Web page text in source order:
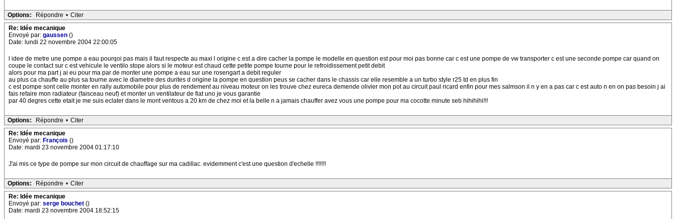
Options: Répondre • Citer
Re: Idée mecanique
Envoyé par: gaussen ()
Date: lundi 22 novembre 2004 22:00:05
l idee de metre une pompe a eau pourqoi pas mais il faut respecte au maxi l origine c est a dire cacher la pompe le modelle en question est pour moi pas bonne car c est une pompe de vw transporter c est une seconde pompe car quand on
coupe le contact sur c est vehicule le ventilo stope alors si le moteur est chaud cette petite pompe tourne pour le refroidissement petit debit
alors pour ma part j ai eu pour ma par de monter une pompe a eau sur une rosengart a debit reguler
au plus ca chauffe au plus sa tourne avec le diametre des durites d origine la pompe en question peus se cacher dans le chassis car elle resemble a un turbo style r25 td en plus fin
c est pompe sont celle monter en rally automobile pour plus de rendement au niveau moteur on les trouve chez eureca demende olivier mon pot au circuit paul ricard enfin pour mes salmson il n y en a pas car c est auto n en on pas besoin j ai
fais refaire mon radiateur (faisceau neuf) et monter un ventilateur de fiat uno je vous garantie
par 40 degres cette etait je me suis eclater dans le mont ventous a 20 km de chez moi et la belle n a jamais chauffer avez vous une pompe pour ma cocotte minute seb hihihihi!!!
Options: Répondre • Citer
Re: Idée mecanique
Envoyé par: François ()
Date: mardi 23 novembre 2004 01:17:10
J'ai mis ce type de pompe sur mon circuit de chauffage sur ma cadillac. evidemment c'est une question d'echelle !!!!!!!
Options: Répondre • Citer
Re: Idée mecanique
Envoyé par: serge bouchet ()
Date: mardi 23 novembre 2004 18:52:15